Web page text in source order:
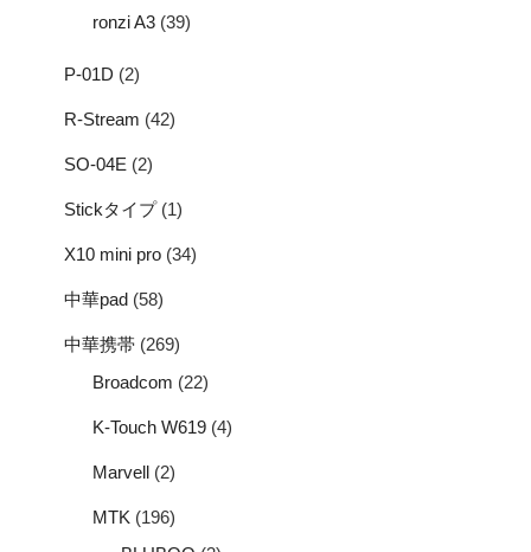
ronzi A3 (39)
P-01D (2)
R-Stream (42)
SO-04E (2)
Stickタイプ(1)
X10 mini pro (34)
中華pad (58)
中華携帯 (269)
Broadcom (22)
K-Touch W619 (4)
Marvell (2)
MTK (196)